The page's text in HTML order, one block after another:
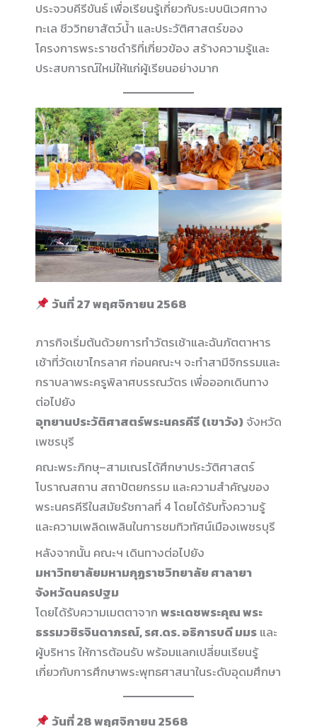
ประจวบคีรีขันธ์ เพื่อเรียนรู้เกี่ยวกับระบบนิเวศทาง
ทะเล ชีววิทยาสัตว์น้ำ และประวัติศาสตร์ของ
โครงการพระราชดำริที่เกี่ยวข้อง สร้างความรู้และ
ประสบการณ์ใหม่ให้แก่ผู้เรียนอย่างมาก
วันที่ 27 พฤศจิกายน 2568
ภารกิจเริ่มต้นด้วยการทำวัตรเช้าและฉันภัตตาหาร
เช้าที่วัดเขาไกรลาศ ก่อนคณะฯ จะทำสามีจิกรรมและ
กราบลาพระครูพิลาศบรรณวัตร เพื่อออกเดินทาง
ต่อไปยัง
อุทยานประวัติศาสตร์พระนครคีรี (เขาวัง)จังหวัด
เพชรบุรี
คณะพระภิกษุ–สามเณรได้ศึกษาประวัติศาสตร์
โบราณสถาน สถาปัตยกรรม และความสำคัญของ
พระนครคีรีในสมัยรัชกาลที่ 4 โดยได้รับทั้งความรู้
และความเพลิดเพลินในการชมทิวทัศน์เมืองเพชรบุรี
หลังจากนั้น คณะฯ เดินทางต่อไปยัง
มหาวิทยาลัยมหามกุฏราชวิทยาลัย ศาลายา
จังหวัดนครปฐม
โดยได้รับความเมตตาจากพระเดชพระคุณ พระ
ธรรมวชิรจินดาภรณ์, รศ.ดร. อธิการบดี มมรและ
ผู้บริหาร ให้การต้อนรับ พร้อมแลกเปลี่ยนเรียนรู้
เกี่ยวกับการศึกษาพระพุทธศาสนาในระดับอุดมศึกษา
วันที่ 28 พฤศจิกายน 2568